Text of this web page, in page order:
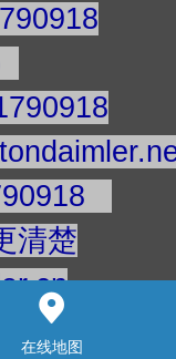
18
清楚
在线地图